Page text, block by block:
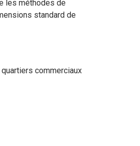
les méthodes de
standard de
commerciaux